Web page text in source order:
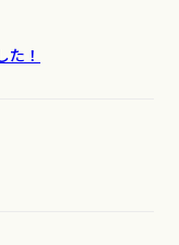
！